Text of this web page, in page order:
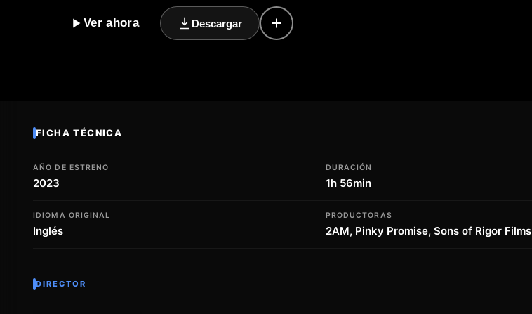
deber amenaza con destruir todo lo que consideraba sagrado. ¿Podrá Jem encontrar un
equilibrio entre su corazón y su conciencia, o la pasión que ha despertado lo llevará por un
Ver ahora Descargar
FICHA TÉCNICA
AÑO DE ESTRENO
2023
DURACIÓN
1h 56min
IDIOMA ORIGINAL
Inglés
PRODUCTORAS
2AM, Pinky Promise, Sons of Rigor Films
DIRECTOR